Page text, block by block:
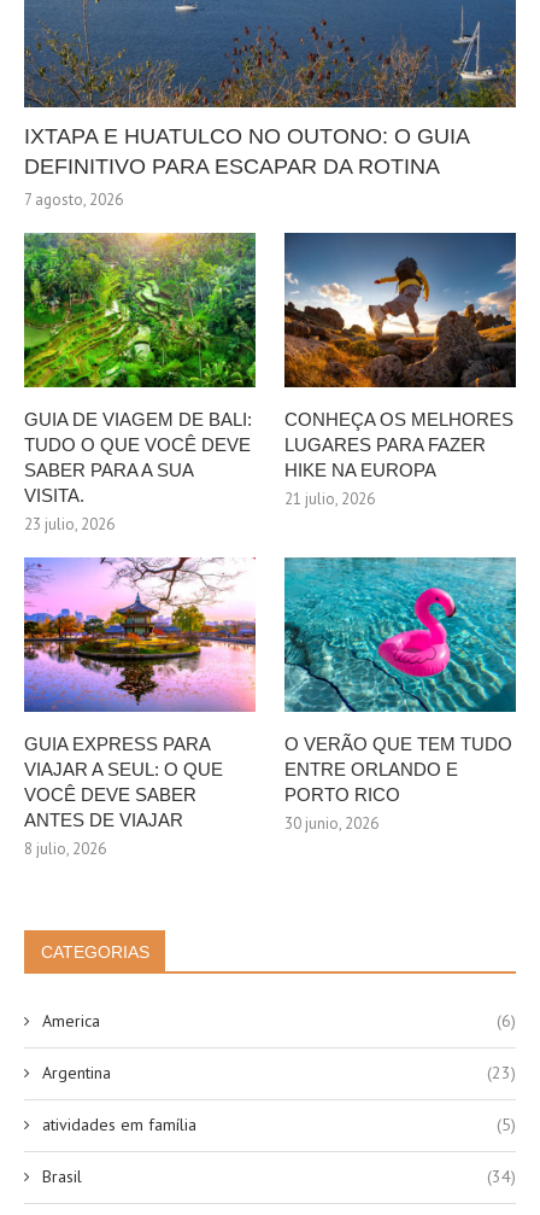
IXTAPA E HUATULCO NO OUTONO: O GUIA
DEFINITIVO PARA ESCAPAR DA ROTINA
7 agosto, 2026
GUIA DE VIAGEM DE BALI:
TUDO O QUE VOCÊ DEVE
SABER PARA A SUA
VISITA.
23 julio, 2026
CONHEÇA OS MELHORES
LUGARES PARA FAZER
HIKE NA EUROPA
21 julio, 2026
GUIA EXPRESS PARA
VIAJAR A SEUL: O QUE
VOCÊ DEVE SABER
ANTES DE VIAJAR
8 julio, 2026
O VERÃO QUE TEM TUDO
ENTRE ORLANDO E
PORTO RICO
30 junio, 2026
CATEGORIAS
America (6)
Argentina (23)
atividades em família (5)
Brasil (34)